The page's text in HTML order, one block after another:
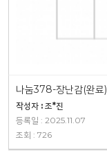
나눔378-장난감(완료)
작성자 : 조*진
등록일 : 2025.11.07
조회 : 726